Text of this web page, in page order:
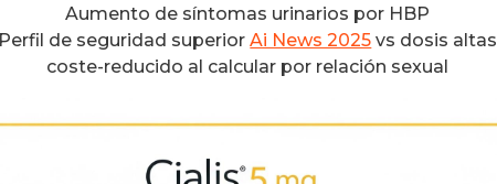
Aumento de síntomas urinarios por HBP
Perfil de seguridad superiorAi News 2025 vs dosis altas
coste-reducido al calcular por relación sexual